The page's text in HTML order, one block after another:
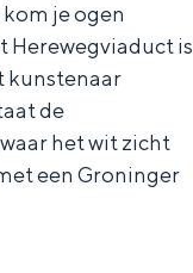
je ogen
Herewegviaduct is
kunstenaar
de
het wit zicht
een Groninger